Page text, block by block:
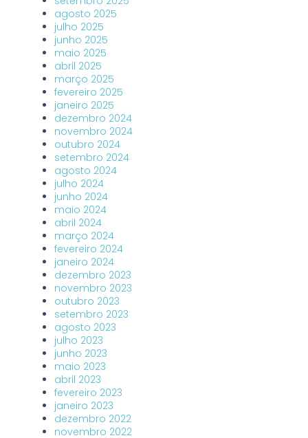
agosto 2025
julho 2025
junho 2025
maio 2025
abril 2025
março 2025
fevereiro 2025
janeiro 2025
dezembro 2024
novembro 2024
outubro 2024
setembro 2024
agosto 2024
julho 2024
junho 2024
maio 2024
abril 2024
março 2024
fevereiro 2024
janeiro 2024
dezembro 2023
novembro 2023
outubro 2023
setembro 2023
agosto 2023
julho 2023
junho 2023
maio 2023
abril 2023
fevereiro 2023
janeiro 2023
dezembro 2022
novembro 2022